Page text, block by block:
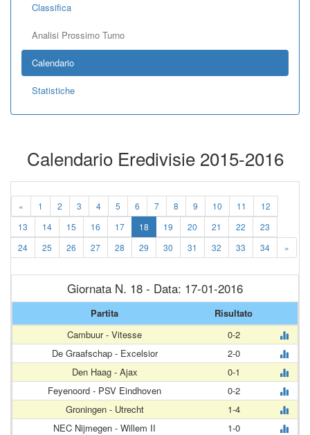
Classifica
Analisi Prossimo Turno
Calendario
Statistiche
Calendario Eredivisie 2015-2016
« 1 2 3 4 5 6 7 8 9 10 11
12
13
14 15 16 17 18 19 20 21 22
23
24
25 26 27 28 29 30 31 32 33 34 »
Giornata N. 18 - Data: 17-01-2016
Partita
Risultato
Cambuur - Vitesse
0-2
De Graafschap - Excelsior
2-0
Den Haag - Ajax
0-1
Feyenoord - PSV Eindhoven
0-2
Groningen - Utrecht
1-4
NEC Nijmegen - Willem II
1-0